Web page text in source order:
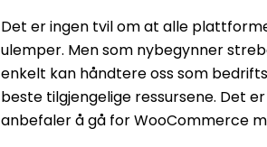
Det er ingen tvil om at alle
ulemper. Men som nybegynner
enkelt kan håndtere oss som
beste tilgjengelige ressursene. Det
anbefaler å gå for WooCommerce